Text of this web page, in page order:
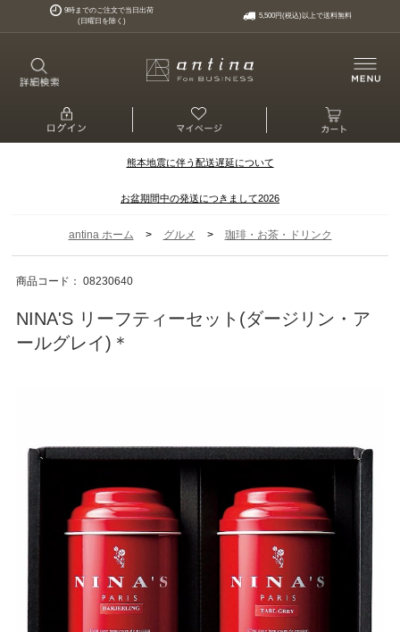
9時までのご注文で当日出荷
(日曜日を除く)
5,500円(税込)以上で送料無料
熊本地震に伴う配送遅延について
お盆期間中の発送につきまして2026
antina ホーム > グルメ > 珈琲・お茶・ドリンク
商品コード： 08230640
NINA'S リーフティーセット(ダージリン・ア
ールグレイ)＊